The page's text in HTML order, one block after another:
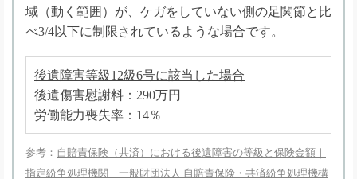
域（動く範囲）が、ケガをしていない側の足関節と比
べ3/4以下に制限されているような場合です。
後遺障害等級12級6号に該当した場合
後遺傷害慰謝料：290万円
労働能力喪失率：14％
参考： 自賠責保険（共済）における後遺障害の等級と保険金額｜
指定紛争処理機関 一般財団法人 自賠責保険・共済紛争処理機構